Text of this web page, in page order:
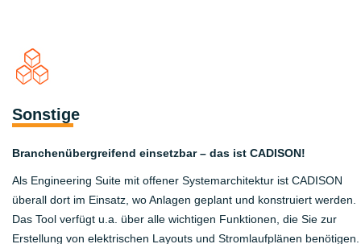
Sonstige
Branchenübergreifend einsetzbar – das ist CADISON!
Als Engineering Suite mit offener Systemarchitektur ist CADISON
überall dort im Einsatz, wo Anlagen geplant und konstruiert werden.
Das Tool verfügt u.a. über alle wichtigen Funktionen, die Sie zur
Erstellung von elektrischen Layouts und Stromlaufplänen benötigen.